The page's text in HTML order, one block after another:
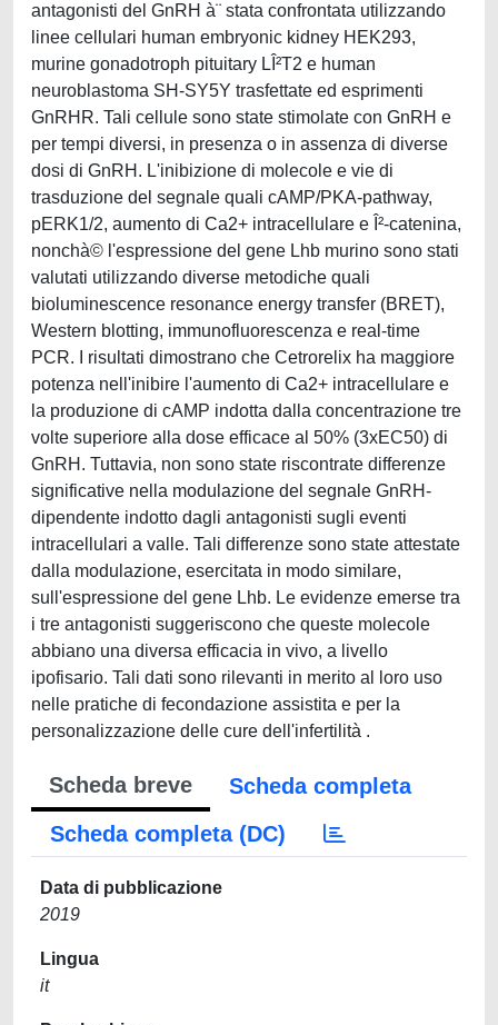
antagonisti del GnRH à¨ stata confrontata utilizzando
linee cellulari human embryonic kidney HEK293,
murine gonadotroph pituitary LÎ²T2 e human
neuroblastoma SH-SY5Y trasfettate ed esprimenti
GnRHR. Tali cellule sono state stimolate con GnRH e
per tempi diversi, in presenza o in assenza di diverse
dosi di GnRH. L'inibizione di molecole e vie di
trasduzione del segnale quali cAMP/PKA-pathway,
pERK1/2, aumento di Ca2+ intracellulare e Î²-catenina,
nonchà© l'espressione del gene Lhb murino sono stati
valutati utilizzando diverse metodiche quali
bioluminescence resonance energy transfer (BRET),
Western blotting, immunofluorescenza e real-time
PCR. I risultati dimostrano che Cetrorelix ha maggiore
potenza nell'inibire l'aumento di Ca2+ intracellulare e
la produzione di cAMP indotta dalla concentrazione tre
volte superiore alla dose efficace al 50% (3xEC50) di
GnRH. Tuttavia, non sono state riscontrate differenze
significative nella modulazione del segnale GnRH-
dipendente indotto dagli antagonisti sugli eventi
intracellulari a valle. Tali differenze sono state attestate
dalla modulazione, esercitata in modo similare,
sull'espressione del gene Lhb. Le evidenze emerse tra
i tre antagonisti suggeriscono che queste molecole
abbiano una diversa efficacia in vivo, a livello
ipofisario. Tali dati sono rilevanti in merito al loro uso
nelle pratiche di fecondazione assistita e per la
personalizzazione delle cure dell'infertilità .
Scheda breve
Scheda completa
Scheda completa (DC)
Data di pubblicazione
2019
Lingua
it